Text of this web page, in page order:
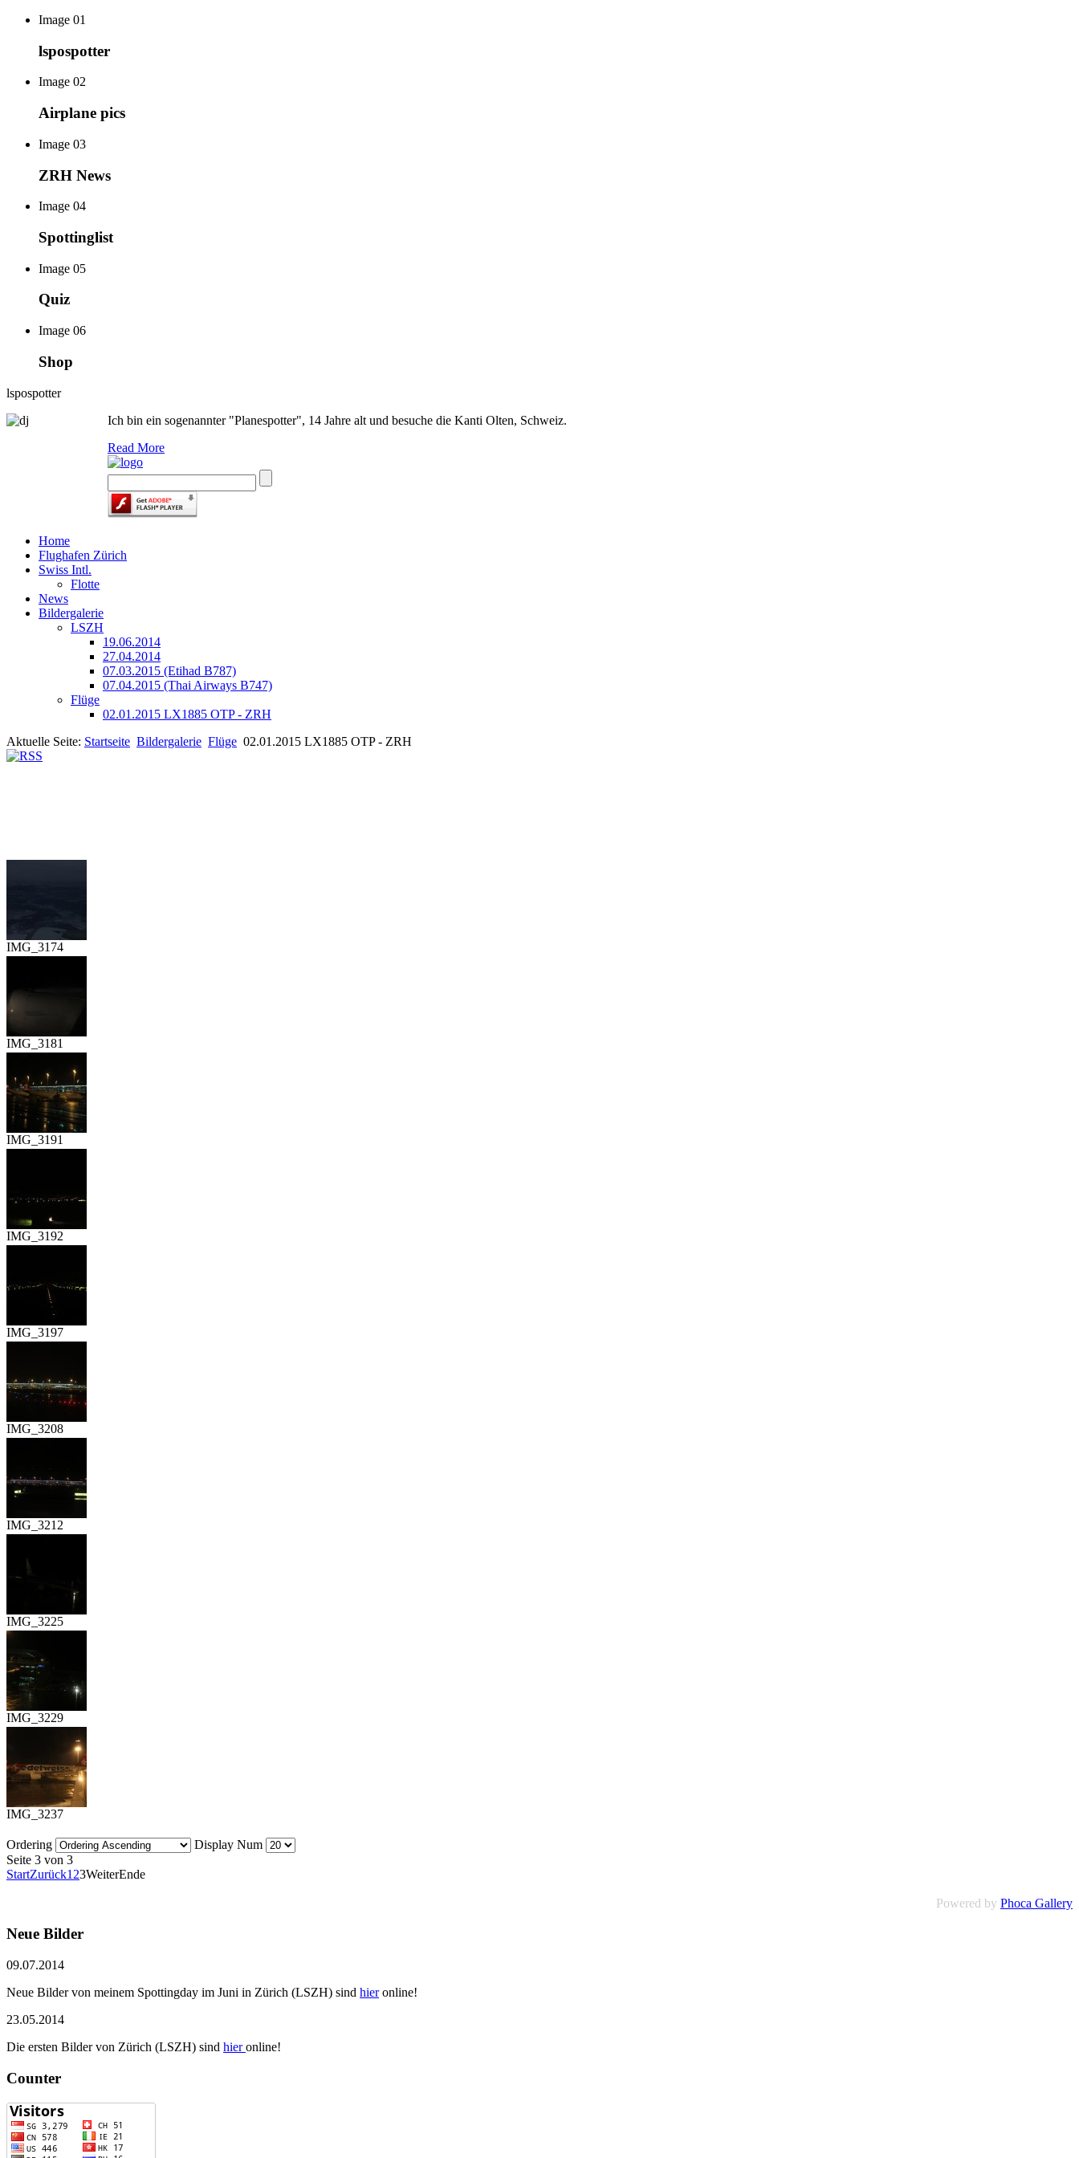
Image 01
lspospotter
Image 02
Airplane pics
Image 03
ZRH News
Image 04
Spottinglist
Image 05
Quiz
Image 06
Shop
lspospotter
Ich bin ein sogenannter "Planespotter", 14 Jahre alt und besuche die Kanti Olten, Schweiz.
Read More
Home
Flughafen Zürich
Swiss Intl.
Flotte
News
Bildergalerie
LSZH
19.06.2014
27.04.2014
07.03.2015 (Etihad B787)
07.04.2015 (Thai Airways B747)
Flüge
02.01.2015 LX1885 OTP - ZRH
Aktuelle Seite: Startseite Bildergalerie Flüge 02.01.2015 LX1885 OTP - ZRH
IMG_3174
IMG_3181
IMG_3191
IMG_3192
IMG_3197
IMG_3208
IMG_3212
IMG_3225
IMG_3229
IMG_3237
Ordering
Display Num
Seite 3 von 3
StartZurück1 23WeiterEnde
Powered by Phoca Gallery
Neue Bilder
09.07.2014
Neue Bilder von meinem Spottingday im Juni in Zürich (LSZH) sind hieronline!
23.05.2014
Die ersten Bilder von Zürich (LSZH) sind hieronline!
Counter